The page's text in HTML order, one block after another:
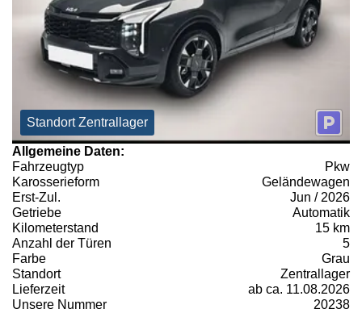
Standort Zentrallager
Allgemeine Daten:
Fahrzeugtyp
Pkw
Karosserieform
Geländewagen
Erst-Zul.
Jun / 2026
Getriebe
Automatik
Kilometerstand
15 km
Anzahl der Türen
5
Farbe
Grau
Standort
Zentrallager
Lieferzeit
ab ca. 11.08.2026
Unsere Nummer
20238